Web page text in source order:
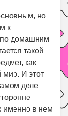
но
к
домашним
такой
как
И этот
деле
именно в нем